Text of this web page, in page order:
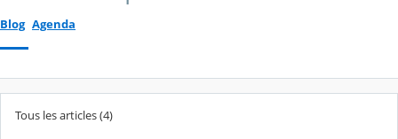
Blog Agenda
Tous les articles (4)